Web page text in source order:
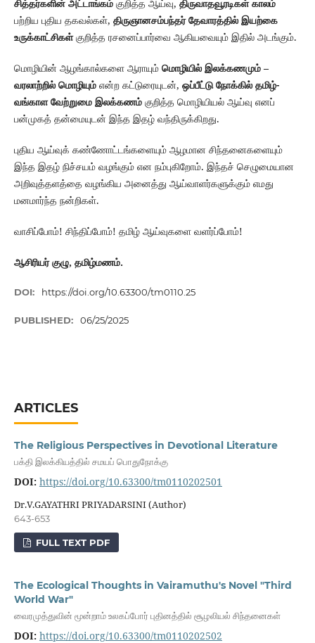
சித்தர்களின் அட்டாங்கம்குறித்த ஆய்வு, திருவாதவூரடிகள் காலம்
பற்றிய புதிய தகவல்கள், திருஞானசம்பந்தர் தேவாரத்தில் இயற்கை
உருக்காட்சிகள்குறித்த ரசனைப்பார்வை ஆகியவையும் இதில் அடங்கும்.
மொழியின் ஆழங்கால்களை ஆராயும் மொழியில் இலக்கணமும் –
வரலாற்றில் மொழியும்என்ற கட்டுரையுடன், ஒப்பீட்டு நோக்கில் தமிழ்-
வங்காள வேற்றுமை இலக்கணம்குறித்த மொழியியல் ஆய்வு எனப்
பன்முகத் தன்மையுடன் இந்த இதழ் வந்திருக்கிறது.
புதிய ஆய்வுக் கண்ணோட்டங்களையும் ஆழமான சிந்தனைகளையும்
இந்த இதழ் நிச்சயம் வழங்கும் என நம்புகிறோம். இந்தச் செழுமையான
அறிவுத்தளத்தை வழங்கிய அனைத்து ஆய்வாளர்களுக்கும் எமது
மனமார்ந்த நன்றிகள்.
வாசிப்போம்! சிந்திப்போம்! தமிழ் ஆய்வுகளை வளர்ப்போம்!
ஆசிரியர் குழு, தமிழ்மணம்.
DOI: https://doi.org/10.63300/tm0110.25
PUBLISHED: 06/25/2025
ARTICLES
The Religious Perspectives in Devotional Literature
பக்தி இலக்கியத்தில் சமயப் பொதுநோக்கு
DOI: https://doi.org/10.63300/tm0110202501
Dr.V.GAYATHRI PRIYADARSINI (Author)
643-653
FULL TEXT PDF
The Ecological Thoughts in Vairamuthu's Novel "Third
World War"
வைரமுத்துவின் மூன்றாம் உலகப்போர் புதினத்தில் சூழலியல் சிந்தனைகள்
DOI: https://doi.org/10.63300/tm0110202502